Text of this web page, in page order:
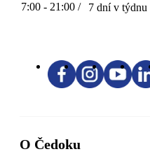
7:00 - 21:00 / 7 dní v týdnu
O Čedoku